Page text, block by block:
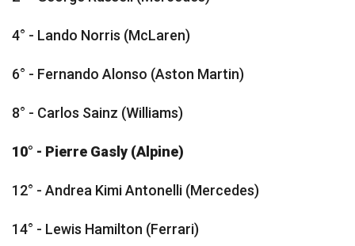
4° - Lando Norris (McLaren)
6° - Fernando Alonso (Aston Martin)
8° - Carlos Sainz (Williams)
10° - Pierre Gasly (Alpine)
12° - Andrea Kimi Antonelli (Mercedes)
14° - Lewis Hamilton (Ferrari)